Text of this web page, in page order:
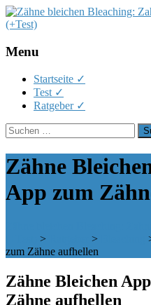
Menu
Skip
content
Startseite ✓
Test ✓
Ratgeber ✓
Suchen
nach:
Zähne
App zum
> >
zum Zähne aufhellen
Zähne Bleichen
Zähne aufhellen